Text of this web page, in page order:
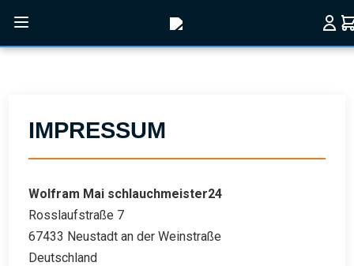
Zum Hauptinhalt springen
IMPRESSUM
Wolfram Mai schlauchmeister24
Rosslaufstraße 7
67433 Neustadt an der Weinstraße
Deutschland